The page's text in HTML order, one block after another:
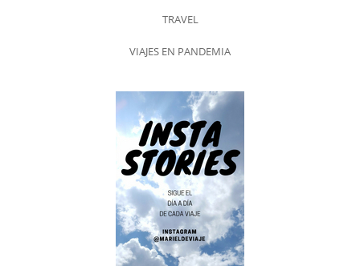
TRAVEL
VIAJES EN PANDEMIA